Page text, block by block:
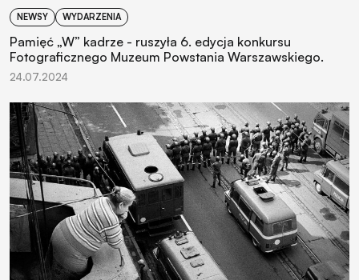
NEWSY WYDARZENIA
Pamięć „W” kadrze - ruszyła 6. edycja konkursu
Fotograficznego Muzeum Powstania Warszawskiego.
24.07.2024